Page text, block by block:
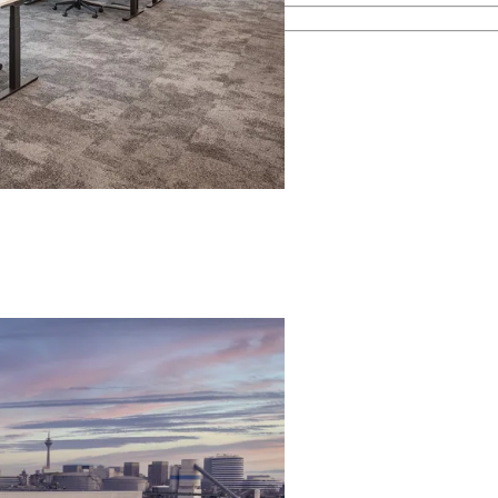
Immobilienprozess.
kennen.